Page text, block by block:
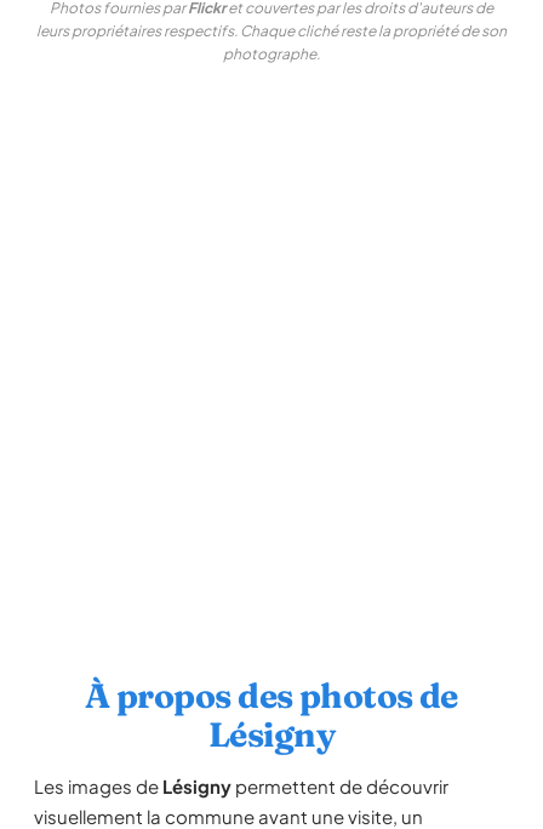
Photos fournies parFlickret couvertes par les droits d'auteurs de
leurs propriétaires respectifs. Chaque cliché reste la propriété de son
photographe.
À propos des photos de
Lésigny
Les images de Lésigny permettent de découvrir
visuellement la commune avant une visite, un